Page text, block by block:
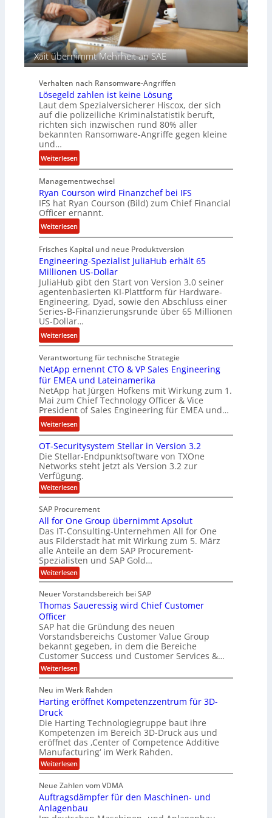
e
r
S
p
u
r
n
c
y
a
r
b
i
t
e
n
z
s
a
m
e
n
Xait übernimmt Mehrheit an SAE
Verhalten nach Ransomware-Angriffen
Lösegeld zahlen ist keine Lösung
Laut dem Spezialversicherer Hiscox, der sich
auf die polizeiliche Kriminalstatistik beruft,
richten sich inzwischen rund 80% aller
bekannten Ransomware-Angriffe gegen kleine
und…
Weiterlesen:
L
ö
s
e
g
e
l
d
z
a
h
l
e
i
s
e
i
n
e
L
ö
s
u
n
g
Managementwechsel
Ryan Courson wird Finanzchef bei IFS
IFS hat Ryan Courson (Bild) zum Chief Financial
Officer ernannt.
Weiterlesen:
R
y
a
n
C
o
u
s
o
r
d
F
i
n
a
n
z
c
h
f
b
e
i
I
F
S
Frisches Kapital und neue Produktversion
Engineering-Spezialist JuliaHub erhält 65
Millionen US-Dollar
JuliaHub gibt den Start von Version 3.0 seiner
agentenbasierten KI-Plattform für Hardware-
Engineering, Dyad, sowie den Abschluss einer
Series-B-Finanzierungsrunde über 65 Millionen
US-Dollar…
Weiterlesen:
E
n
g
n
e
e
r
i
n
g
-
S
p
e
z
i
a
l
i
s
u
l
i
a
H
u
b
e
r
ä
l
t
6
5
M
i
l
Verantwortung für technische Strategie
NetApp ernennt CTO & VP Sales Engineering
für EMEA und Lateinamerika
NetApp hat Jürgen Hofkens mit Wirkung zum 1.
Mai zum Chief Technology Officer & Vice
President of Sales Engineering für EMEA und…
Weiterlesen:
N
e
t
A
p
p
e
n
n
t
C
T
O
V
P
S
a
l
e
s
n
g
i
n
e
r
i
OT-Securitysystem Stellar in Version 3.2
Die Stellar-Endpunktsoftware von TXOne
Networks steht jetzt als Version 3.2 zur
Verfügung.
Weiterlesen:
O
-
S
e
c
u
r
i
t
y
y
s
e
m
S
t
e
l
l
r
i
e
r
s
i
o
n
3
.
2
SAP Procurement
All for One Group übernimmt Apsolut
Das IT-Consulting-Unternehmen All for One
aus Filderstadt hat mit Wirkung zum 5. März
alle Anteile an dem SAP Procurement-
Spezialisten und SAP Gold…
Weiterlesen:
A
l
f
r
O
n
e
G
r
o
p
ü
b
r
n
i
m
m
t
A
p
s
o
l
Neuer Vorstandsbereich bei SAP
Thomas Saueressig wird Chief Customer
Officer
SAP hat die Gründung des neuen
Vorstandsbereichs Customer Value Group
bekannt gegeben, in dem die Bereiche
Customer Success und Customer Services &…
Weiterlesen:
T
o
m
S
a
u
e
r
e
s
i
w
Neu im Werk Rahden
Harting eröffnet Kompetenzzentrum für 3D-
Druck
Die Harting Technologiegruppe baut ihre
Kompetenzen im Bereich 3D-Druck aus und
eröffnet das ‚Center of Competence Additive
Manufacturing‘ im Werk Rahden.
Weiterlesen:
H
r
t
i
n
Neue Zahlen vom VDMA
Auftragsdämpfer für den Maschinen- und
Anlagenbau